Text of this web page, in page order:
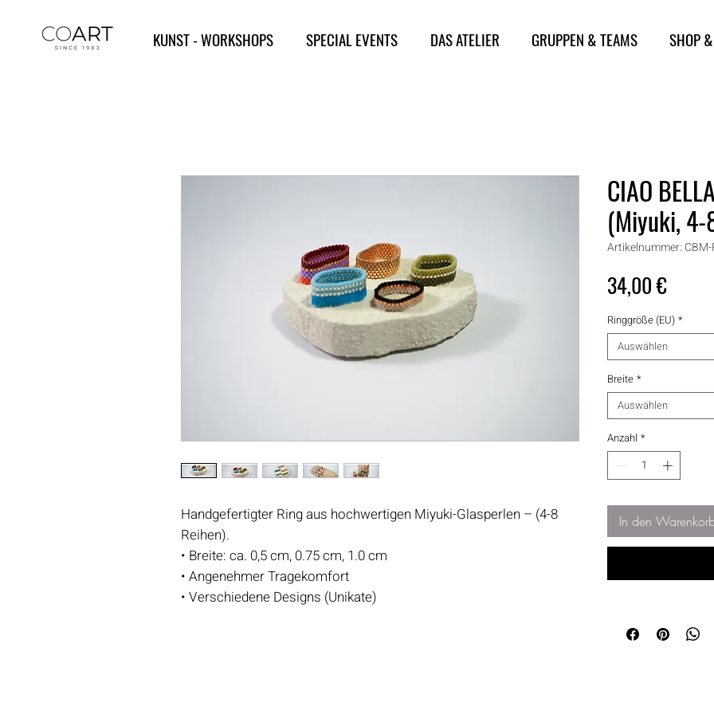
KUNST - WORKSHOPS SPECIAL EVENTS DAS ATELIER GRUPPEN & TEAMS SHOP
Handgefertigter Ring aus hochwertigen Miyuki-Glasperlen – (4-8
Reihen).
• Breite: ca. 0,5 cm, 0.75 cm, 1.0 cm
• Angenehmer Tragekomfort
• Verschiedene Designs (Unikate)
CIAO
(Miyuki, 4-
Artikelnummer: CBM-
34,00 €Preis
Ringgröße (EU) *
Auswählen
Breite *
Auswählen
Anzahl *
In den